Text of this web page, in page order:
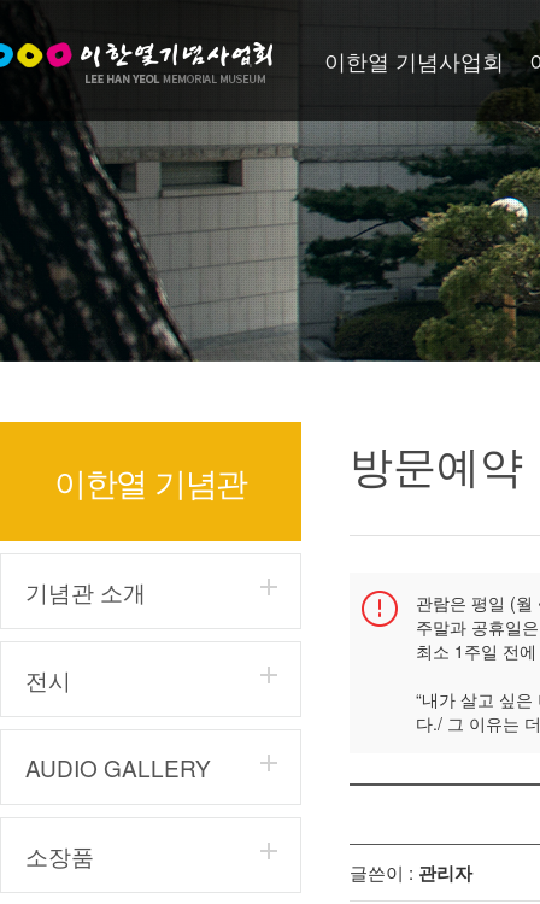
이한열 기념사업회
이한열 기념관
기념관 소개
전시
AUDIO GALLERY
소장품
방문예약
관람은 평일 (
주말과 공휴일
최소 1주일 전
“내가 살고 싶
다./ 그 이유는
글쓴이 : 관리자